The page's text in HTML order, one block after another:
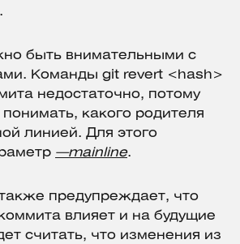
быть внимательными с
Команды git revert <hash>
недостаточно, потому
какого родителя
линией. Для этого
—mainline.
предупреждает, что
влияет и на будущие
считать, что изменения из